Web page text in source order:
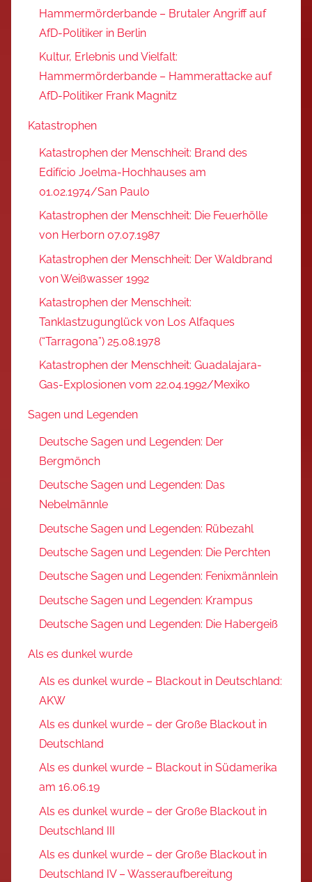
Hammermörderbande – Brutaler Angriff auf
AfD-Politiker in Berlin
Kultur, Erlebnis und Vielfalt:
Hammermörderbande – Hammerattacke auf
AfD-Politiker Frank Magnitz
Katastrophen
Katastrophen der Menschheit: Brand des
Edifício Joelma-Hochhauses am
01.02.1974/San Paulo
Katastrophen der Menschheit: Die Feuerhölle
von Herborn 07.07.1987
Katastrophen der Menschheit: Der Waldbrand
von Weißwasser 1992
Katastrophen der Menschheit:
Tanklastzugunglück von Los Alfaques
(“Tarragona”) 25.08.1978
Katastrophen der Menschheit: Guadalajara-
Gas-Explosionen vom 22.04.1992/Mexiko
Sagen und Legenden
Deutsche Sagen und Legenden: Der
Bergmönch
Deutsche Sagen und Legenden: Das
Nebelmännle
Deutsche Sagen und Legenden: Rübezahl
Deutsche Sagen und Legenden: Die Perchten
Deutsche Sagen und Legenden: Fenixmännlein
Deutsche Sagen und Legenden: Krampus
Deutsche Sagen und Legenden: Die Habergeiß
Als es dunkel wurde
Als es dunkel wurde – Blackout in Deutschland:
AKW
Als es dunkel wurde – der Große Blackout in
Deutschland
Als es dunkel wurde – Blackout in Südamerika
am 16.06.19
Als es dunkel wurde – der Große Blackout in
Deutschland III
Als es dunkel wurde – der Große Blackout in
Deutschland IV – Wasseraufbereitung